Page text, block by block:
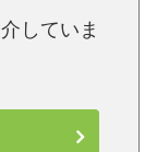
していま